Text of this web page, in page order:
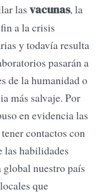
las vacunas, la
a la crisis
y todavía resulta
pasarán a
de la humanidad o
más salvaje. Por
en evidencia las
contactos con
las habilidades
nuestro país
que